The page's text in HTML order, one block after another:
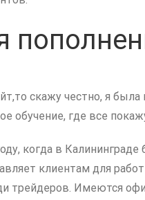
скажу честно, я
обучение, где все
когда в
клиентам для
трейдеров. Имеются